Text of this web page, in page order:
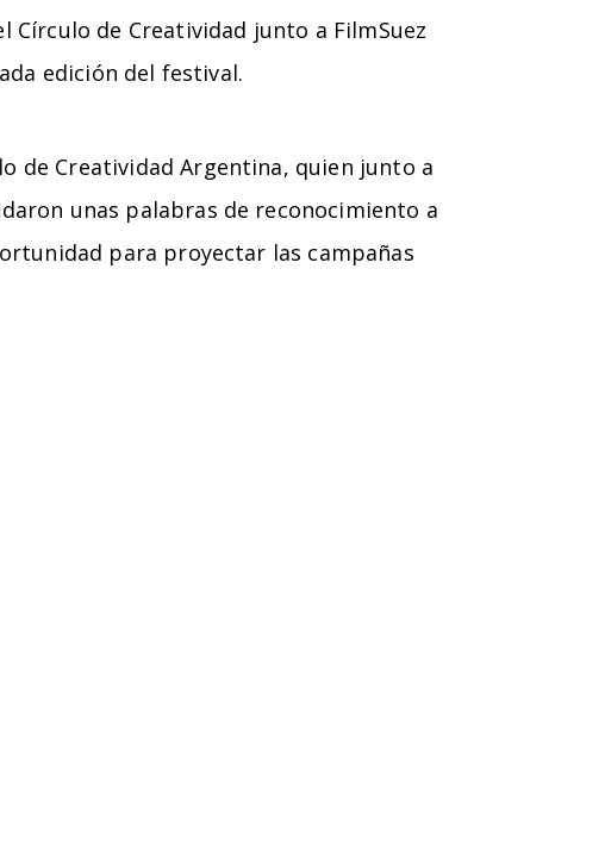
Círculo de Creatividad junto a FilmSuez
edición del festival.
de Creatividad Argentina, quien junto a
unas palabras de reconocimiento a
para proyectar las campañas